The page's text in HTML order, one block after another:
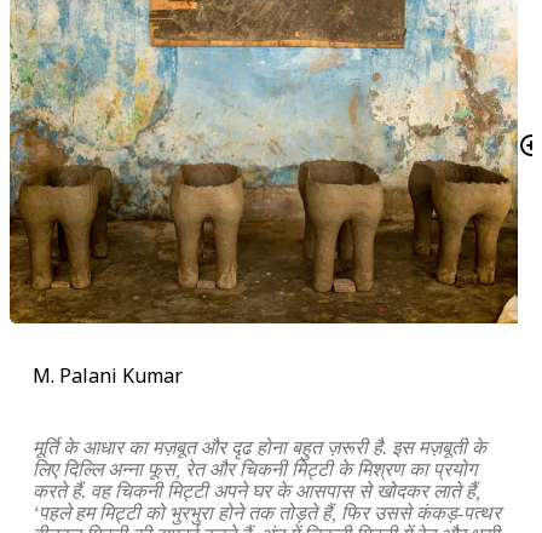
M. Palani Kumar
मूर्ति के आधार का मज़बूत और दृढ होना बहुत ज़रूरी है. इस मज़बूती के
लिए दिल्लि अन्ना फूस, रेत और चिकनी मिट्टी के मिश्रण का प्रयोग
करते हैं. वह चिकनी मिट्टी अपने घर के आसपास से खोदकर लाते हैं,
‘पहले हम मिट्टी को भुरभुरा होने तक तोड़ते हैं, फिर उससे कंकड़-पत्थर